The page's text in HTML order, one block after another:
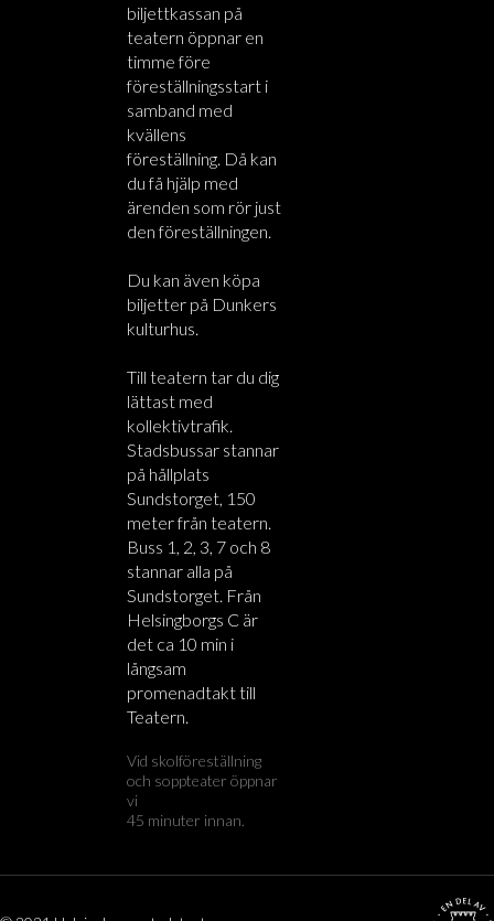
biljettkassan på
teatern öppnar en
timme före
föreställningsstart i
samband med
kvällens
föreställning. Då kan
du få hjälp med
ärenden som rör just
den föreställningen.
Du kan även köpa
biljetter på Dunkers
kulturhus.
Till teatern tar du dig
lättast med
kollektivtrafik.
Stadsbussar stannar
på hållplats
Sundstorget, 150
meter från teatern.
Buss 1, 2, 3, 7 och 8
stannar alla på
Sundstorget. Från
Helsingborgs C är
det ca 10 min i
långsam
promenadtakt till
Teatern.
Vid skolföreställning
och soppteater öppnar
vi
45 minuter innan.